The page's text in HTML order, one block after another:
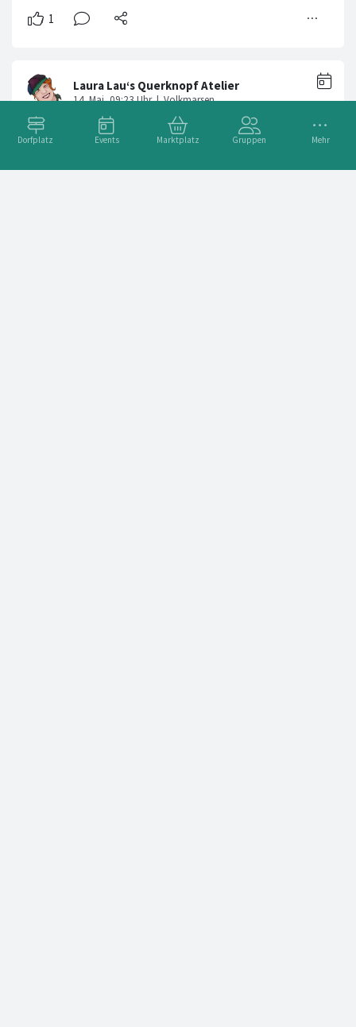
Dorfplatz Events Marktplatz Gruppen Mehr